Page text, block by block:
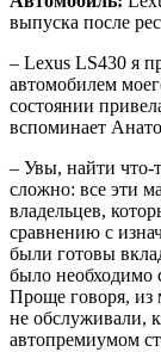
выпуска после
– Lexus LS430 я
автомобилем
состоянии
вспоминает
– Увы, найти что-
сложно: все эти
владельцев,
сравнению с
были готовы
было необходимо
Проще говоря, из
не обслуживали,
автопремиумом